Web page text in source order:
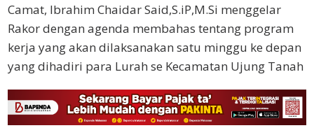
Camat, Ibrahim Chaidar Said,S.iP,M.Si menggelar
Rakor dengan agenda membahas tentang program
kerja yang akan dilaksanakan satu minggu ke depan
yang dihadiri para Lurah se Kecamatan Ujung Tanah